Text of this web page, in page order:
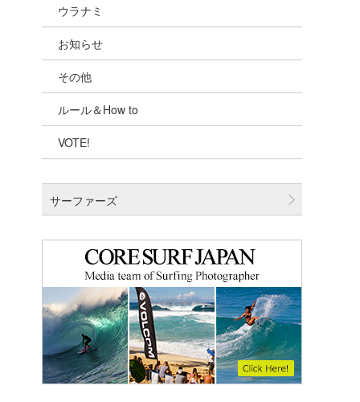
ショップ情報
湘南
千葉北
伊豆
千葉南
四国
沖縄
ウラナミ
お知らせ
その他
ルール＆How to
VOTE!
サーファーズ